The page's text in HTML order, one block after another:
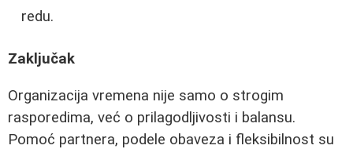
redu.
Zaključak
Organizacija vremena nije samo o strogim
rasporedima, već o prilagodljivosti i balansu.
Pomoć partnera, podele obaveza i fleksibilnost su